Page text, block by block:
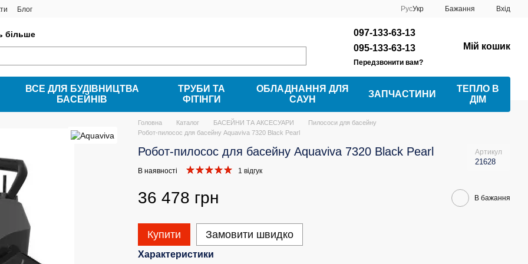
Блог РусУкр Бажання Вхід
більше
097-133-63-13
095-133-63-13
Передзвонити вам?
Мій кошик
ВСЕ ДЛЯ БУДІВНИЦТВА
БАСЕЙНІВ
ТРУБИ ТА
ФІТІНГИ
ОБЛАДНАННЯ ДЛЯ
САУН
ЗАПЧАСТИНИ
ТЕПЛО В
ДІМ
Головна Каталог БАСЕЙНИ ТА АКСЕСУАРИ
Пилососи для басейну
Робот-пилосос для басейну Aquaviva 7320 Black Pearl
Робот-пилосос для басейну Aquaviva 7320 Black Pearl Артикул
21628
В наявності 1 відгук
36 478 грн В бажання
Купити Замовити швидко
Характеристики